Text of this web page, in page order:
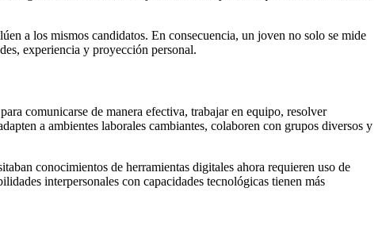
a los mismos candidatos. En consecuencia, un joven no solo se mide
experiencia y proyección personal.
comunicarse de manera efectiva, trabajar en equipo, resolver
a ambientes laborales cambiantes, colaboren con grupos diversos y
conocimientos de herramientas digitales ahora requieren uso de
interpersonales con capacidades tecnológicas tienen más